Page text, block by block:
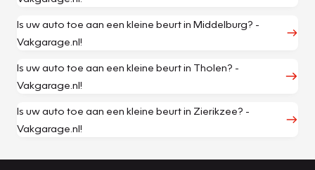
Is uw auto toe aan een kleine beurt in Middelburg? -
Vakgarage.nl!
Is uw auto toe aan een kleine beurt in Tholen? -
Vakgarage.nl!
Is uw auto toe aan een kleine beurt in Zierikzee? -
Vakgarage.nl!